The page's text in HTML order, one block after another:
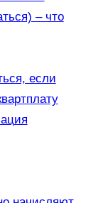
– что
если